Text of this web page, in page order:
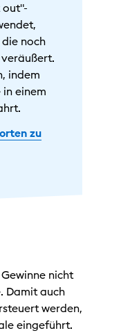
out"-
noch
indem
einem
zu
nicht
Damit auch
werden,
eingeführt.